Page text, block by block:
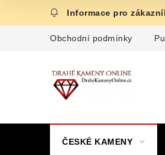
Obchodní podmínky
ČESKÉ KAMENY